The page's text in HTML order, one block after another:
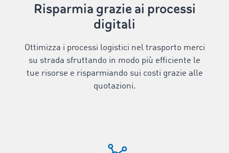
Risparmia grazie ai processi
digitali
Ottimizza i processi logistici nel trasporto merci
su strada sfruttando in modo più efficiente le
tue risorse e risparmiando sui costi grazie alle
quotazioni.